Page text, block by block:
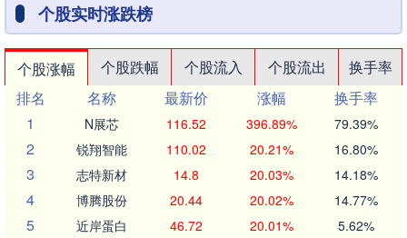
个股实时涨跌榜
个股涨幅 个股跌幅 个股流入 个股流出
换手率
排名
名称 最新价 涨幅
换手率
1
N展芯 116.52 396.89% 79.39%
2 锐翔智能 110.02 20.21% 16.80%
3 志特新材 14.8 20.03% 14.18%
4 博腾股份 20.44 20.02% 14.77%
5 近岸蛋白 46.72 20.01% 5.62%